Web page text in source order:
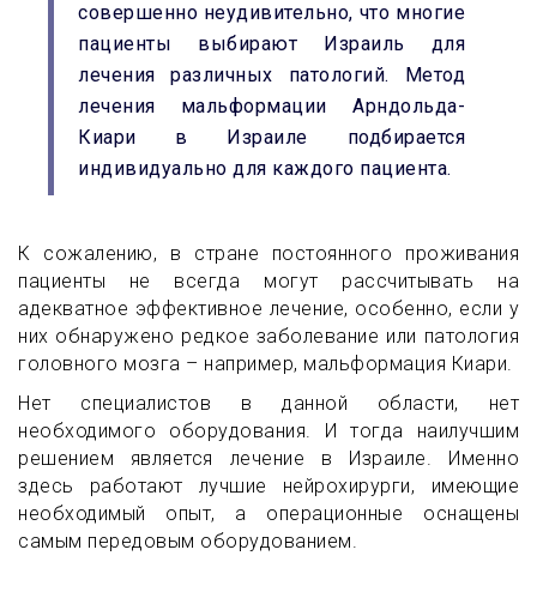
совершенно неудивительно, что многие
пациенты выбирают Израиль для
лечения различных патологий. Метод
лечения мальформации Арндольда-
Киари в Израиле подбирается
индивидуально для каждого пациента.
К сожалению, в стране постоянного проживания
пациенты не всегда могут рассчитывать на
адекватное эффективное лечение, особенно, если у
них обнаружено редкое заболевание или патология
головного мозга – например, мальформация Киари.
Нет специалистов в данной области, нет
необходимого оборудования. И тогда наилучшим
решением является лечение в Израиле. Именно
здесь работают лучшие нейрохирурги, имеющие
необходимый опыт, а операционные оснащены
самым передовым оборудованием.